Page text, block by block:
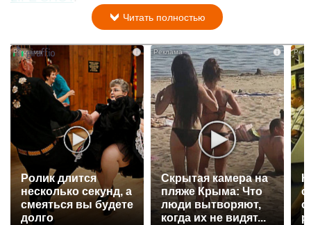
Читать полностью
Ролик длится
несколько секунд, а
смеяться вы будете
долго
i
Скрытая камера на
пляже Крыма: Что
люди вытворяют,
когда их не видят...